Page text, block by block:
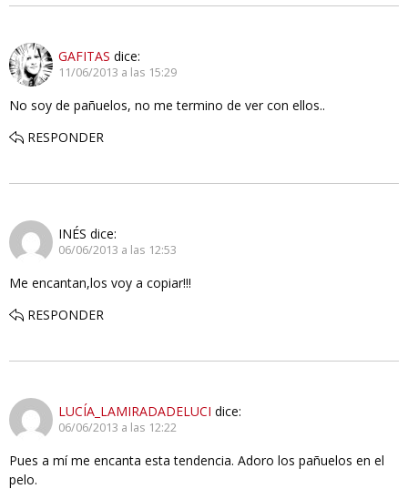
GAFITAS dice:
11/06/2013 a las 15:29
No soy de pañuelos, no me termino de ver con ellos..
RESPONDER
INÉS dice:
06/06/2013 a las 12:53
Me encantan,los voy a copiar!!!
RESPONDER
LUCÍA_LAMIRADADELUCI dice:
06/06/2013 a las 12:22
Pues a mí me encanta esta tendencia. Adoro los pañuelos en el
pelo.